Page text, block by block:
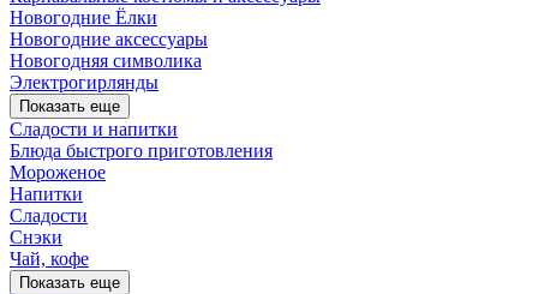
Новогодние Ёлки
Новогодние аксессуары
Новогодняя символика
Электрогирлянды
Показать еще
Сладости и напитки
Блюда быстрого приготовления
Мороженое
Напитки
Сладости
Снэки
Чай, кофе
Показать еще